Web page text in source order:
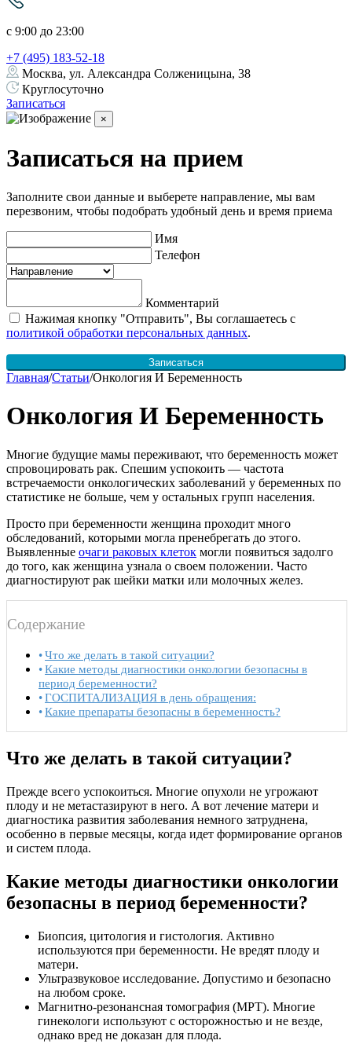
с 9:00 до 23:00
+7 (495) 183-52-18
Москва, ул. Александра Солженицына, 38
Круглосуточно
Записаться
×
Записаться на прием
Заполните свои данные и выберете направление, мы вам
перезвоним, чтобы подобрать удобный день и время приема
Имя
Телефон
Комментарий
Нажимая кнопку "Отправить", Вы соглашаетесь с
политикой обработки персональных данных.
Записаться
Skip
content
Главная/Статьи/Онкология И Беременность
Онкология И Беременность
Многие будущие мамы переживают, что беременность может
спровоцировать рак. Спешим успокоить — частота
встречаемости онкологических заболеваний у беременных по
статистике не больше, чем у остальных групп населения.
Просто при беременности женщина проходит много
обследований, которыми могла пренебрегать до этого.
Выявленные очаги раковых клеток могли появиться задолго
до того, как женщина узнала о своем положении. Часто
диагностируют рак шейки матки или молочных желез.
Содержание
Что же делать в такой ситуации?
Какие методы диагностики онкологии безопасны в
период беременности?
ГОСПИТАЛИЗАЦИЯ в день обращения:
Какие препараты безопасны в беременность?
Что же делать в такой ситуации?
Прежде всего успокоиться. Многие опухоли не угрожают
плоду и не метастазируют в него. А вот лечение матери и
диагностика развития заболевания немного затруднена,
особенно в первые месяцы, когда идет формирование органов
и систем плода.
Какие методы диагностики онкологии
безопасны в период беременности?
Биопсия, цитология и гистология. Активно
используются при беременности. Не вредят плоду и
матери.
Ультразвуковое исследование. Допустимо и безопасно
на любом сроке.
Магнитно-резонансная томография (МРТ). Многие
гинекологи используют с осторожностью и не везде,
однако вред не доказан для плода.